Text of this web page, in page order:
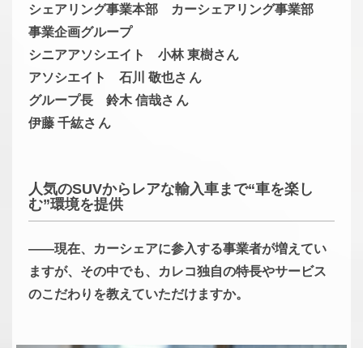
シェアリング事業本部 カーシェアリング事業部
事業企画グループ
シニアアソシエイト 小林 東樹さん
アソシエイト 石川 敬也さん
グループ長 鈴木 信哉さん
伊藤 千紘さん
人気のSUVからレアな輸入車まで“車を楽し
む”環境を提供
――現在、カーシェアに参入する事業者が増えてい
ますが、その中でも、カレコ独自の特長やサービス
のこだわりを教えていただけますか。